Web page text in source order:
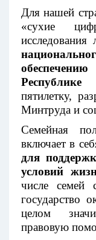
Для нашей
«сухие
исследования
Республике
пятилетку,
Минтруда и
Семейная
включает в
для
условий
числе семей
государство
целом
правовую